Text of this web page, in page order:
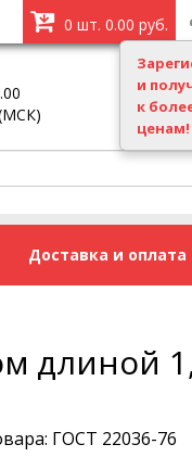
0 шт. 0.00 руб.
Доставка и оплата
длиной
ГОСТ 22036-76
и
к
ценам!